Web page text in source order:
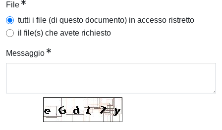
File
tutti i file (di questo documento) in accesso ristretto
il file(s) che avete richiesto
Messaggio